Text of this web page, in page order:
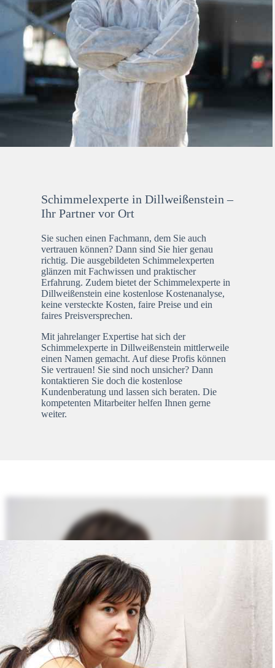
Schimmelexperte in Dillweißenstein –
Ihr Partner vor Ort
Sie suchen einen Fachmann, dem Sie auch
vertrauen können? Dann sind Sie hier genau
richtig. Die ausgebildeten Schimmelexperten
glänzen mit Fachwissen und praktischer
Erfahrung. Zudem bietet der Schimmelexperte in
Dillweißenstein eine kostenlose Kostenanalyse,
keine versteckte Kosten, faire Preise und ein
faires Preisversprechen.
Mit jahrelanger Expertise hat sich der
Schimmelexperte in Dillweißenstein mittlerweile
einen Namen gemacht. Auf diese Profis können
Sie vertrauen! Sie sind noch unsicher? Dann
kontaktieren Sie doch die kostenlose
Kundenberatung und lassen sich beraten. Die
kompetenten Mitarbeiter helfen Ihnen gerne
weiter.